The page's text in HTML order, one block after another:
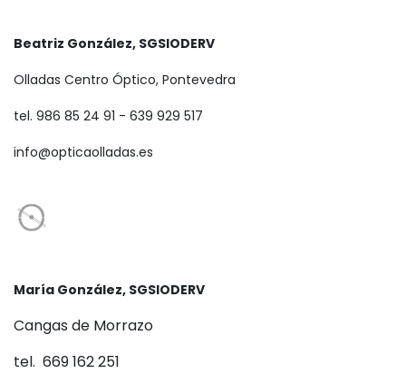
Beatriz González, SGSIODERV
Olladas Centro Óptico, Pontevedra
tel. 986 85 24 91 - 639 929 517
info@opticaolladas.es
María González, SGSIODERV
Cangas de Morrazo
tel. 669 162 251